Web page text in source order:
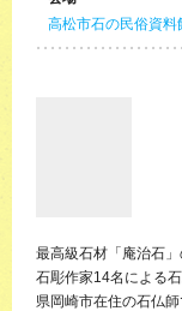
高松市石の民俗資料
最高級石材「庵治石
石彫作家14名による
県岡崎市在住の石仏